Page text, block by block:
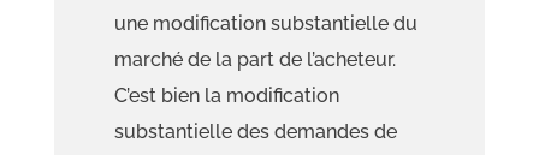
une modification substantielle du
marché de la part de l’acheteur.
C’est bien la modification
substantielle des demandes de